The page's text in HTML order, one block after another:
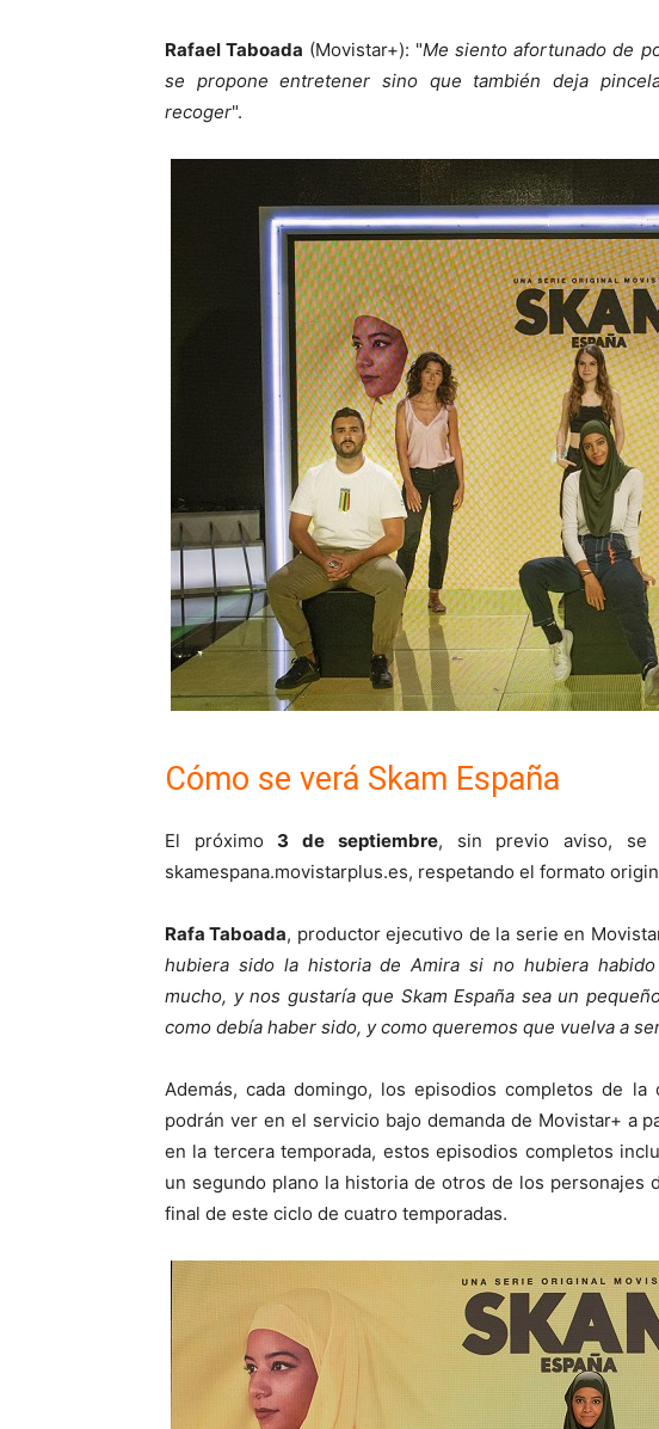
Rafael Taboada (Movistar+): "Me siento afortunado de
se propone entretener sino que también deja
recoger".
Cómo se verá Skam España
El próximo 3 de septiembre, sin previo aviso, se
skamespana.movistarplus.es, respetando el formato
Rafa Taboada, productor ejecutivo de la serie en
hubiera sido la historia de Amira si no hubiera
mucho, y nos gustaría que Skam España sea un
como debía haber sido, y como queremos que vuelva a
Además, cada domingo, los episodios completos de la
podrán ver en el servicio bajo demanda de Movistar+ a
en la tercera temporada, estos episodios completos
un segundo plano la historia de otros de los personajes
final de este ciclo de cuatro temporadas.